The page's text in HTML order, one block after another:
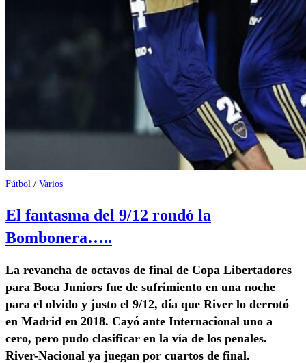
Fútbol / Varios
El fantasma del 9/12 rondó la
Bombonera…..
La revancha de octavos de final de Copa Libertadores
para Boca Juniors fue de sufrimiento en una noche
para el olvido y justo el 9/12, día que River lo derrotó
en Madrid en 2018. Cayó ante Internacional uno a
cero, pero pudo clasificar en la vía de los penales.
River-Nacional ya juegan por cuartos de final.